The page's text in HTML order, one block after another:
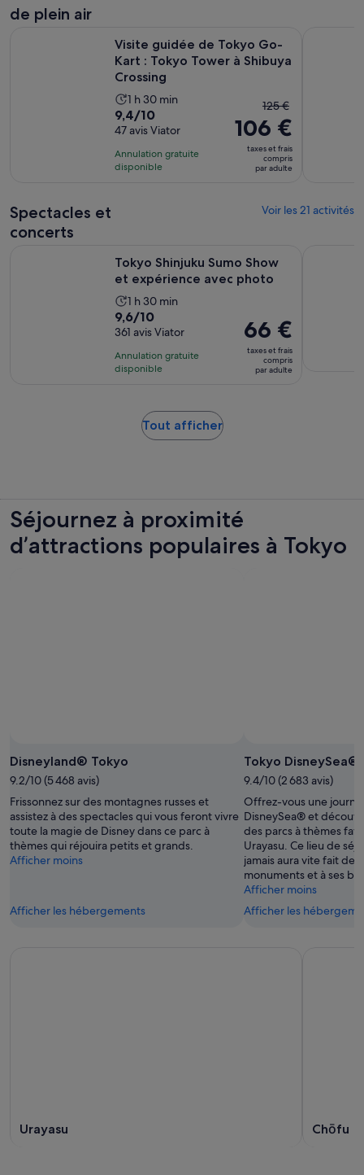
de plein air
Visite guidée de Tokyo Go-
Kart : Tokyo Tower à Shibuya
Crossing
Durée
de
l’activité :
1 heure
et
1 h 30 min
9.4
sur
10
pour
9,4/10
47 avis Viator
Annulation gratuite
disponible
Le
prix
précédent
était
de
et
actuel
est
par
adulte
125 €
106 €
taxes et frais
compris
par adulte
Spectacles et
concerts
Voir les 21 activités
Tokyo Shinjuku Sumo Show
et expérience avec photo
Durée
de
l’activité :
1 heure
et
1 h 30 min
9.6
sur
10
pour
9,6/10
361 avis Viator
Annulation gratuite
disponible
Le
prix
est
de 66 €.
66 €
taxes et frais
compris
par adulte
Tout afficherS’ouvre
Séjournez à proximité
d’attractions populaires à Tokyo
Disneyland® Tokyo
9.2/10 (5 468 avis)
Frissonnez sur des montagnes russes et
assistez à des spectacles qui vous feront vivre
toute la magie de Disney dans ce parc à
thèmes qui réjouira petits et grands.
Afficher moins
Afficher les hébergements
Tokyo DisneySea®
9.4/10 (2 683 avis)
Offrez-vous une
DisneySea® et
des parcs à thèmes
Urayasu. Ce lieu de
jamais aura vite fait de
monuments et à ses
Afficher moins
Afficher les
Urayasu Chōfu